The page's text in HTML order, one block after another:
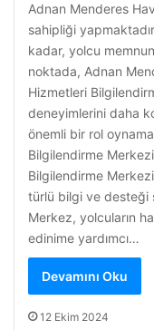
Adnan Menderes
sahipliği
kadar, yolcu
noktada, Adnan
Hizmetleri
deneyimlerini daha
önemli bir rol
Bilgilendirme
Bilgilendirme
türlü bilgi ve desteği
Merkez, yolcuların
edinime yardımcı…
Devamını Oku
12 Ekim 2024